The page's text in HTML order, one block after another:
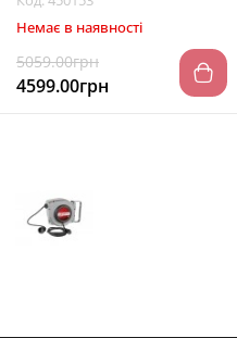
Немає в наявності
5059.00грн
4599.00грн